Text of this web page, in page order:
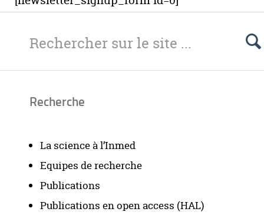
Recherche
La science à l’Inmed
Equipes de recherche
Publications
Publications en open access (HAL)